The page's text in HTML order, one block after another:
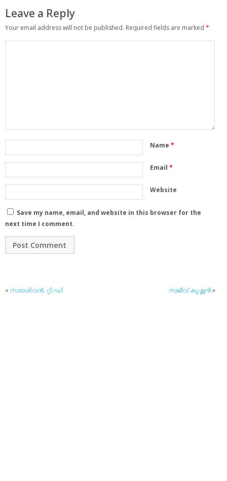
Leave a Reply
Your email address will not be published. Required fields are marked *
Name *
Email *
Website
Save my name, email, and website in this browser for the
next time I comment.
« സദാശിവന്‍. റ്റി.ഡി സജീവ് കൃഷ്ണന്‍»